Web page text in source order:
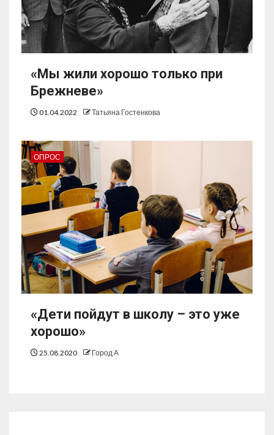
«Мы жили хорошо только при
Брежневе»
01.04.2022 Татьяна Гостенкова
ОПРОС
«Дети пойдут в школу – это уже
хорошо»
25.08.2020 Город А